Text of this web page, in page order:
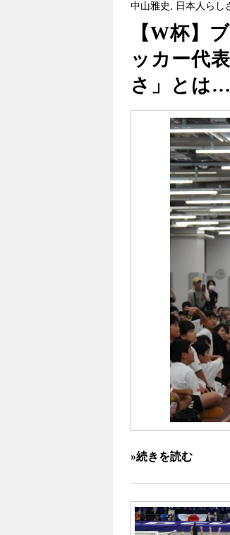
中山雅史 , 日本人らし
【W杯】
ッカー代
さ」とは…
»続きを読む